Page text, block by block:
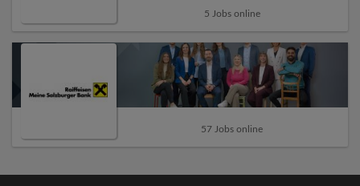
5 Jobs online
57 Jobs online